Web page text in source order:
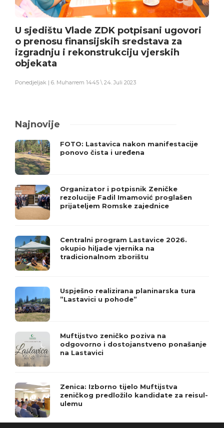
U sjedištu Vlade ZDK potpisani ugovori
o prenosu finansijskih sredstava za
izgradnju i rekonstrukciju vjerskih
objekata
Ponedjeljak | 6. Muharrem 1445 \ 24. Juli 2023
Najnovije
FOTO: Lastavica nakon manifestacije
ponovo čista i uređena
Organizator i potpisnik Zeničke
rezolucije Fadil Imamović proglašen
prijateljem Romske zajednice
Centralni program Lastavice 2026.
okupio hiljade vjernika na
tradicionalnom zborištu
Uspješno realizirana planinarska tura
”Lastavici u pohode”
Muftijstvo zeničko poziva na
odgovorno i dostojanstveno ponašanje
na Lastavici
Zenica: Izborno tijelo Muftijstva
zeničkog predložilo kandidate za reisul-
ulemu